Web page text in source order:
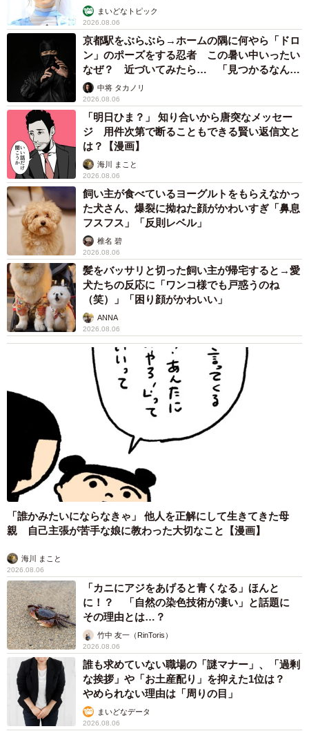
まいどなトピック
2026.08.06
京都駅をぶらぶら→ホームの隅に何やら「ドロ
ン」のポーズをする忍者 この暑い中いったい
なぜ？ 近づいてみたら… 「見つかるなんて
未熟」中将 タカノリ
2026.08.06
「明日ひま？」 知り合いから唐突なメッセー
ジ 用件次第で断ることもできる賢い返信文と
は？【漫画】
海川 まこと
2026.08.06
飼い主が食べているヨーグルトをもらえなかっ
た犬さん、爆裂に拗ねた顔がかわいすぎ「鼻息
フスフス」「反則レベル」
椎名 碧
2026.08.06
髪をバッサリと切った飼い主が帰宅すると→愛
犬たちの反応に「ワンコ様でも戸惑うのね
（笑）」「困り顔がかわいい」
ANNA
2026.08.06
「誰かみたいにならなきゃ」 他人を正解にして生きてきた母
親 自己主張が苦手な娘に教わった大切なこと【漫画】
海川 まこと
2026.08.06
「カニにアジをあげると青くなる」ほんと
に！？ 「自然の染色技術が凄い」と話題に
その理由とは…？
竹中 友一（RinToris）
2026.08.06
誰も求めていない職場の「謎マナー」、「過剰
な挨拶」や「お土産配り」を抑えた1位は？
やめられない理由は「周りの目」
まいどなデータ
2026.08.06